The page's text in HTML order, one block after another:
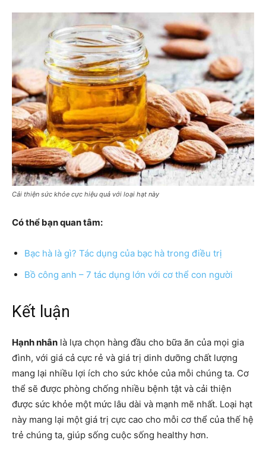
Cải thiện sức khỏe cực hiệu quả với loại hạt này
Có thể bạn quan tâm:
Bạc hà là gì? Tác dụng của bạc hà trong điều trị
Bồ công anh – 7 tác dụng lớn với cơ thể con người
Kết luận
Hạnh nhân là lựa chọn hàng đầu cho bữa ăn của mọi gia
đình, với giá cả cực rẻ và giá trị dinh dưỡng chất lượng
mang lại nhiều lợi ích cho sức khỏe của mỗi chúng ta. Cơ
thể sẽ được phòng chống nhiều bệnh tật và cải thiện
được sức khỏe một mức lâu dài và mạnh mẽ nhất. Loại hạt
này mang lại một giá trị cực cao cho mỗi cơ thể của thế hệ
trẻ chúng ta, giúp sống cuộc sống healthy hơn.